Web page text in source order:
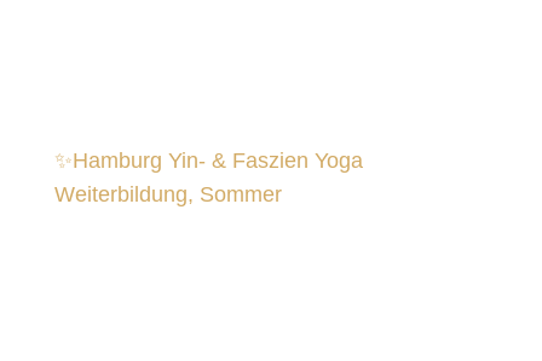
✨Hamburg Yin- & Faszien Yoga
Weiterbildung, Sommer